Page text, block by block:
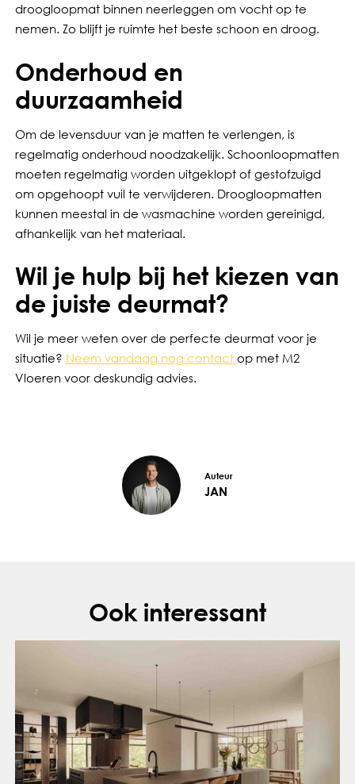
droogloopmat binnen neerleggen om vocht op te
nemen. Zo blijft je ruimte het beste schoon en droog.
Onderhoud en
duurzaamheid
Om de levensduur van je matten te verlengen, is
regelmatig onderhoud noodzakelijk. Schoonloopmatten
moeten regelmatig worden uitgeklopt of gestofzuigd
om opgehoopt vuil te verwijderen. Droogloopmatten
kunnen meestal in de wasmachine worden gereinigd,
afhankelijk van het materiaal.
Wil je hulp bij het kiezen van
de juiste deurmat?
Wil je meer weten over de perfecte deurmat voor je
situatie? Neem vandaag nog contact op met M2
Vloeren voor deskundig advies.
Auteur
JAN
Ook interessant